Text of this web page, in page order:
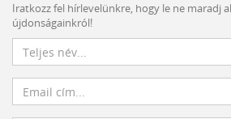
Iratkozz fel hírlevelünkre, hogy le ne maradj
újdonságainkról!